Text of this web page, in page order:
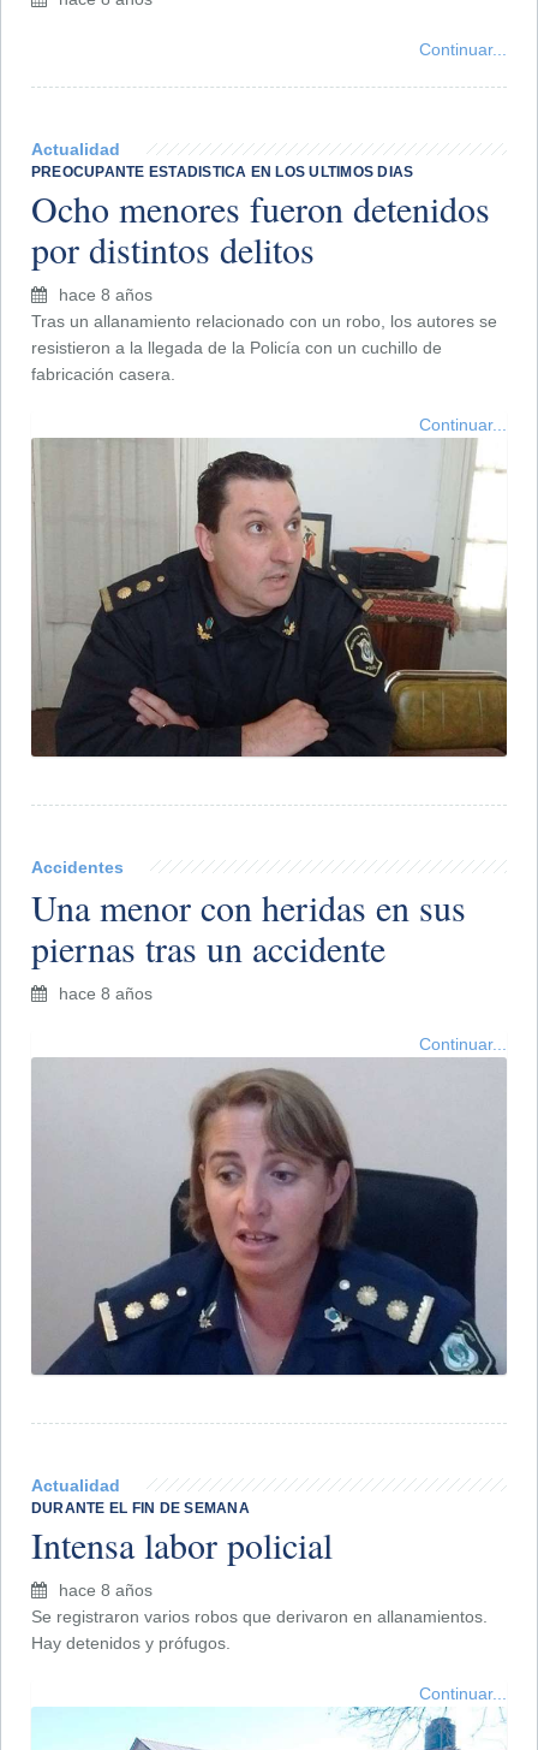
Continuar...
Actualidad
PREOCUPANTE ESTADISTICA EN LOS ULTIMOS DIAS
Ocho menores fueron detenidos
por distintos delitos
hace 8 años
Tras un allanamiento relacionado con un robo, los autores se
resistieron a la llegada de la Policía con un cuchillo de
fabricación casera.
Continuar...
Accidentes
Una menor con heridas en sus
piernas tras un accidente
hace 8 años
Continuar...
Actualidad
DURANTE EL FIN DE SEMANA
Intensa labor policial
hace 8 años
Se registraron varios robos que derivaron en allanamientos.
Hay detenidos y prófugos.
Continuar...